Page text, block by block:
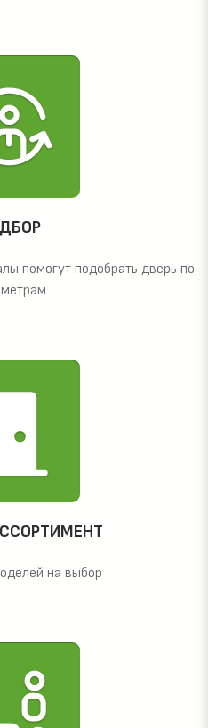
помогут подобрать дверь по
на выбор